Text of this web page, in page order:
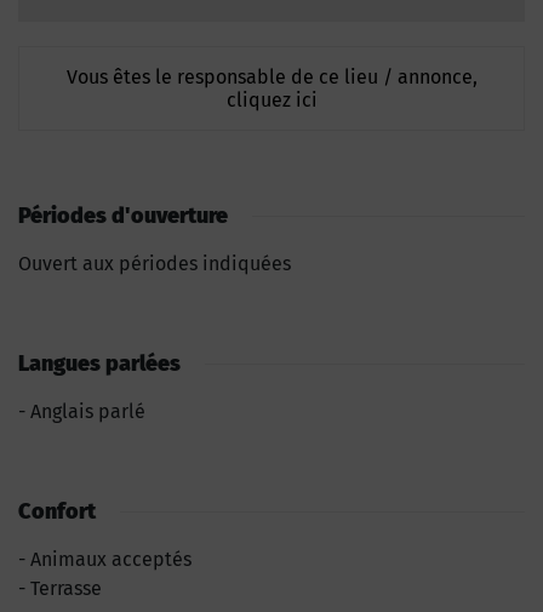
Vous êtes le responsable de ce lieu / annonce,
cliquez ici
Périodes d'ouverture
Ouvert aux périodes indiquées
Langues parlées
Anglais parlé
Confort
Animaux acceptés
Terrasse